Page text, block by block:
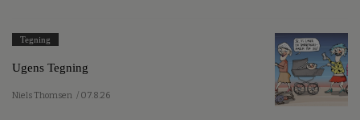
Tegning
Ugens Tegning
Niels Thomsen / 07.8.26